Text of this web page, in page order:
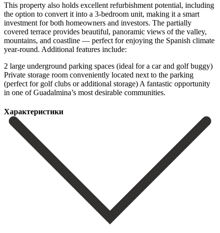
This property also holds excellent refurbishment potential, including
the option to convert it into a 3-bedroom unit, making it a smart
investment for both homeowners and investors. The partially
covered terrace provides beautiful, panoramic views of the valley,
mountains, and coastline — perfect for enjoying the Spanish climate
year-round. Additional features include:
2 large underground parking spaces (ideal for ‌a ‌car ‌and ‌golf buggy)
Private ‌storage room ‌conveniently located next to the parking
(perfect for ‌golf clubs ‌or additional ‌storage) A fantastic opportunity
‌in ‌one ‌of ‌Guadalmina’s ‌most ‌desirable ‌communities.
Характеристики